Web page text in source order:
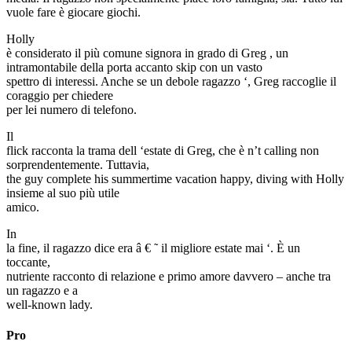
vuole fare è giocare giochi.
Holly
è considerato il più comune signora in grado di Greg , un
intramontabile della porta accanto skip con un vasto
spettro di interessi. Anche se un debole ragazzo ‘, Greg raccoglie il
coraggio per chiedere
per lei numero di telefono.
Il
flick racconta la trama dell ‘estate di Greg, che è n’t calling non
sorprendentemente. Tuttavia,
the guy complete his summertime vacation happy, diving with Holly
insieme al suo più utile
amico.
In
la fine, il ragazzo dice era â € ˜ il migliore estate mai ‘. È un
toccante,
nutriente racconto di relazione e primo amore davvero – anche tra
un ragazzo e a
well-known lady.
Pro